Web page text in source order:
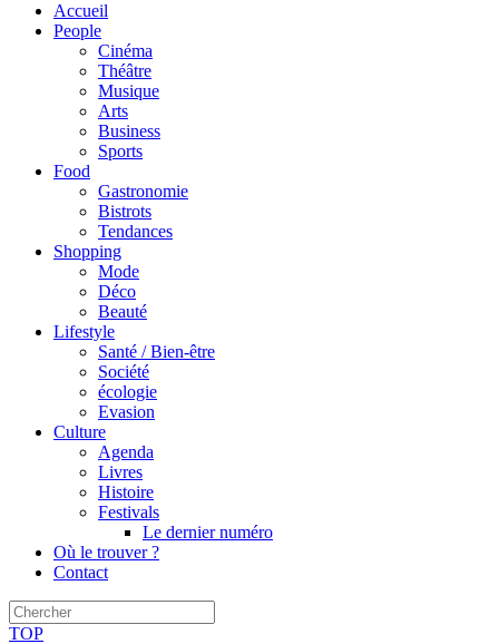
Accueil
People
Cinéma
Théâtre
Musique
Arts
Business
Sports
Food
Gastronomie
Bistrots
Tendances
Shopping
Mode
Déco
Beauté
Lifestyle
Santé / Bien-être
Société
écologie
Evasion
Culture
Agenda
Livres
Histoire
Festivals
Le dernier numéro
Où le trouver ?
Contact
TOP